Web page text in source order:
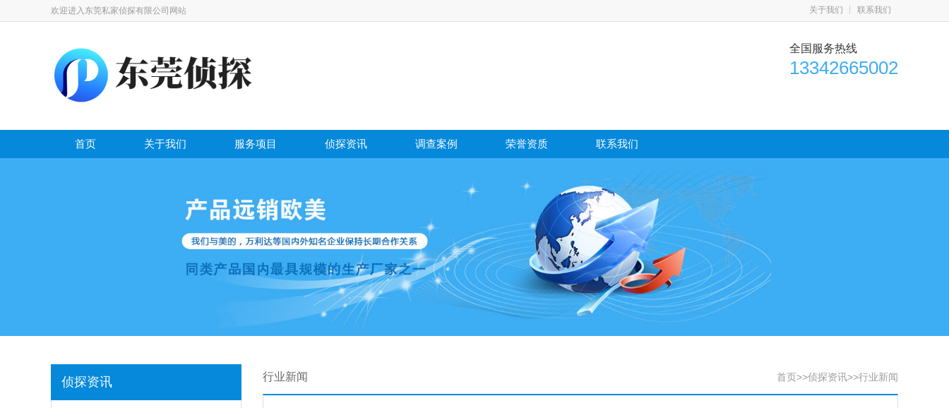
欢迎进入东莞私家侦探有限公司网站 关于我们 联系我们
全国服务热线
13342665002
首页 关于我们 服务项目 侦探资讯 调查案例 荣誉资质 联系我们
侦探资讯 行业新闻 首页>>侦探资讯>>行业新闻